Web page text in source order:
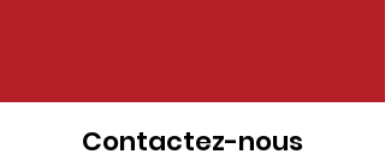
Contactez-nous